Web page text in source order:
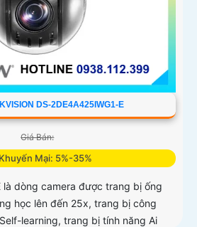
DS-2DE4A425IWG1-E
Giá Bán:
Mại: 5%-35%
là dòng camera được trang bị ống
học lên đến 25x, trang bị công
learning, trang bị tính năng Ai